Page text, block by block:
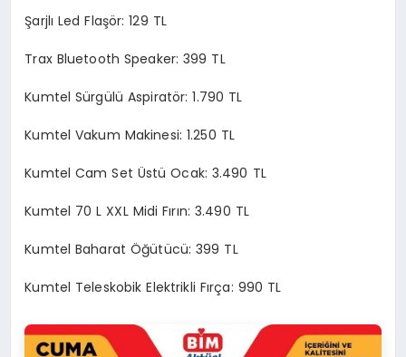
Şarjlı Led Flaşör: 129 TL
Trax Bluetooth Speaker: 399 TL
Kumtel Sürgülü Aspiratör: 1.790 TL
Kumtel Vakum Makinesi: 1.250 TL
Kumtel Cam Set Üstü Ocak: 3.490 TL
Kumtel 70 L XXL Midi Fırın: 3.490 TL
Kumtel Baharat Öğütücü: 399 TL
Kumtel Teleskobik Elektrikli Fırça: 990 TL